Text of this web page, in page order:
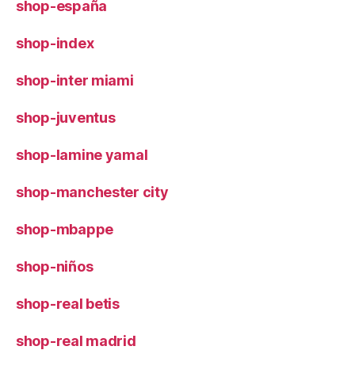
shop-españa
shop-index
shop-inter miami
shop-juventus
shop-lamine yamal
shop-manchester city
shop-mbappe
shop-niños
shop-real betis
shop-real madrid